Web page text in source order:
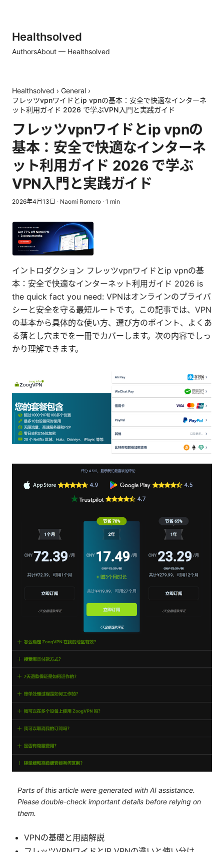
Healthsolved
AuthorsAbout — Healthsolved
Healthsolved › General ›
フレッツvpnワイドとip vpnの基本：安全で快適なインターネ
ット利用ガイド 2026 で学ぶVPN入門と実践ガイド
フレッツvpnワイドとip vpnの
基本：安全で快適なインターネ
ット利用ガイド 2026 で学ぶ
VPN入門と実践ガイド
2026年4月13日 · Naomi Romero · 1 min
イントロダクション フレッツvpnワイドとip vpnの基
本：安全で快適なインターネット利用ガイド 2026 is
the quick fact you need: VPNはオンラインのプライバ
シーと安全を守る最短ルートです。この記事では、VPN
の基本から具体的な使い方、選び方のポイント、よくあ
る落とし穴までを一冊でカバーします。次の内容でしっ
かり理解できます。
Parts of this article were generated with AI assistance.
Please double-check important details before relying on
them.
VPNの基礎と用語解説